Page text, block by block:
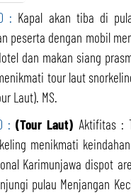
: Kapal akan tiba di
peserta dengan mobil
dan makan siang
tour laut
Laut). MS.
: (Tour Laut) Aktifitas :
menikmati
Karimunjawa dispot
pulau Menjangan